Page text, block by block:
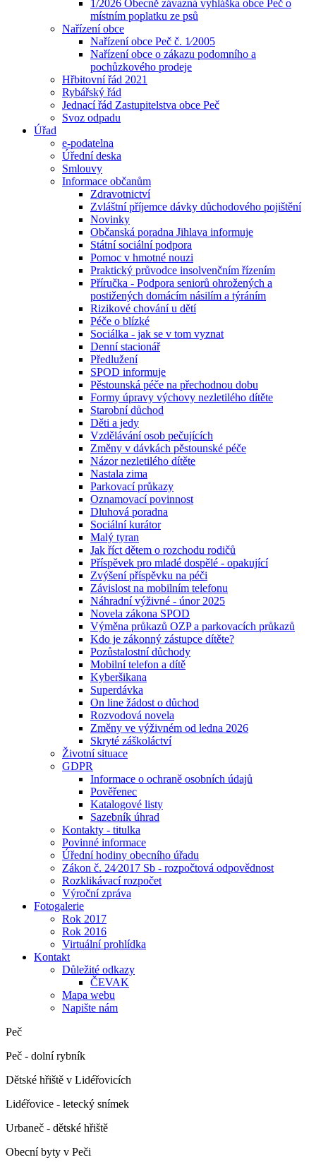
1/2026 Obecně závazná vyhláška obce Peč o
místním poplatku ze psů
Nařízení obce
Nařízení obce Peč č. 1⁄2005
Nařízení obce o zákazu podomního a
pochůzkového prodeje
Hřbitovní řád 2021
Rybářský řád
Jednací řád Zastupitelstva obce Peč
Svoz odpadu
Úřad
e-podatelna
Úřední deska
Smlouvy
Informace občanům
Zdravotnictví
Zvláštní příjemce dávky důchodového pojištění
Novinky
Občanská poradna Jihlava informuje
Státní sociální podpora
Pomoc v hmotné nouzi
Praktický průvodce insolvenčním řízením
Příručka - Podpora seniorů ohrožených a
postižených domácím násilím a týráním
Rizikové chování u dětí
Péče o blízké
Sociálka - jak se v tom vyznat
Denní stacionář
Předlužení
SPOD informuje
Pěstounská péče na přechodnou dobu
Formy úpravy výchovy nezletilého dítěte
Starobní důchod
Děti a jedy
Vzdělávání osob pečujících
Změny v dávkách pěstounské péče
Názor nezletilého dítěte
Nastala zima
Parkovací průkazy
Oznamovací povinnost
Dluhová poradna
Sociální kurátor
Malý tyran
Jak říct dětem o rozchodu rodičů
Příspěvek pro mladé dospělé - opakující
Zvýšení příspěvku na péči
Závislost na mobilním telefonu
Náhradní výživné - únor 2025
Novela zákona SPOD
Výměna průkazů OZP a parkovacích průkazů
Kdo je zákonný zástupce dítěte?
Pozůstalostní důchody
Mobilní telefon a dítě
Kyberšikana
Superdávka
On line žádost o důchod
Rozvodová novela
Změny ve výživném od ledna 2026
Skryté záškoláctví
Životní situace
GDPR
Informace o ochraně osobních údajů
Pověřenec
Katalogové listy
Sazebník úhrad
Kontakty - titulka
Povinné informace
Úřední hodiny obecního úřadu
Zákon č. 24⁄2017 Sb - rozpočtová odpovědnost
Rozklikávací rozpočet
Výroční zpráva
Fotogalerie
Rok 2017
Rok 2016
Virtuální prohlídka
Kontakt
Důležité odkazy
ČEVAK
Mapa webu
Napište nám
Peč
Peč - dolní rybník
Dětské hřiště v Lidéřovicích
Lidéřovice - letecký snímek
Urbaneč - dětské hřiště
Obecní byty v Peči